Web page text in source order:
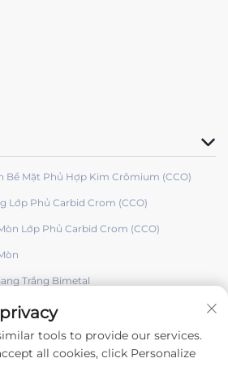
Bề Mặt Phủ Hợp Kim Crômium (CCO)
Lớp Phủ Carbid Crom (CCO)
Lớp Phủ Carbid Crom (CCO)
Trắng Bimetal
tools to provide our services.
all cookies, click Personalize